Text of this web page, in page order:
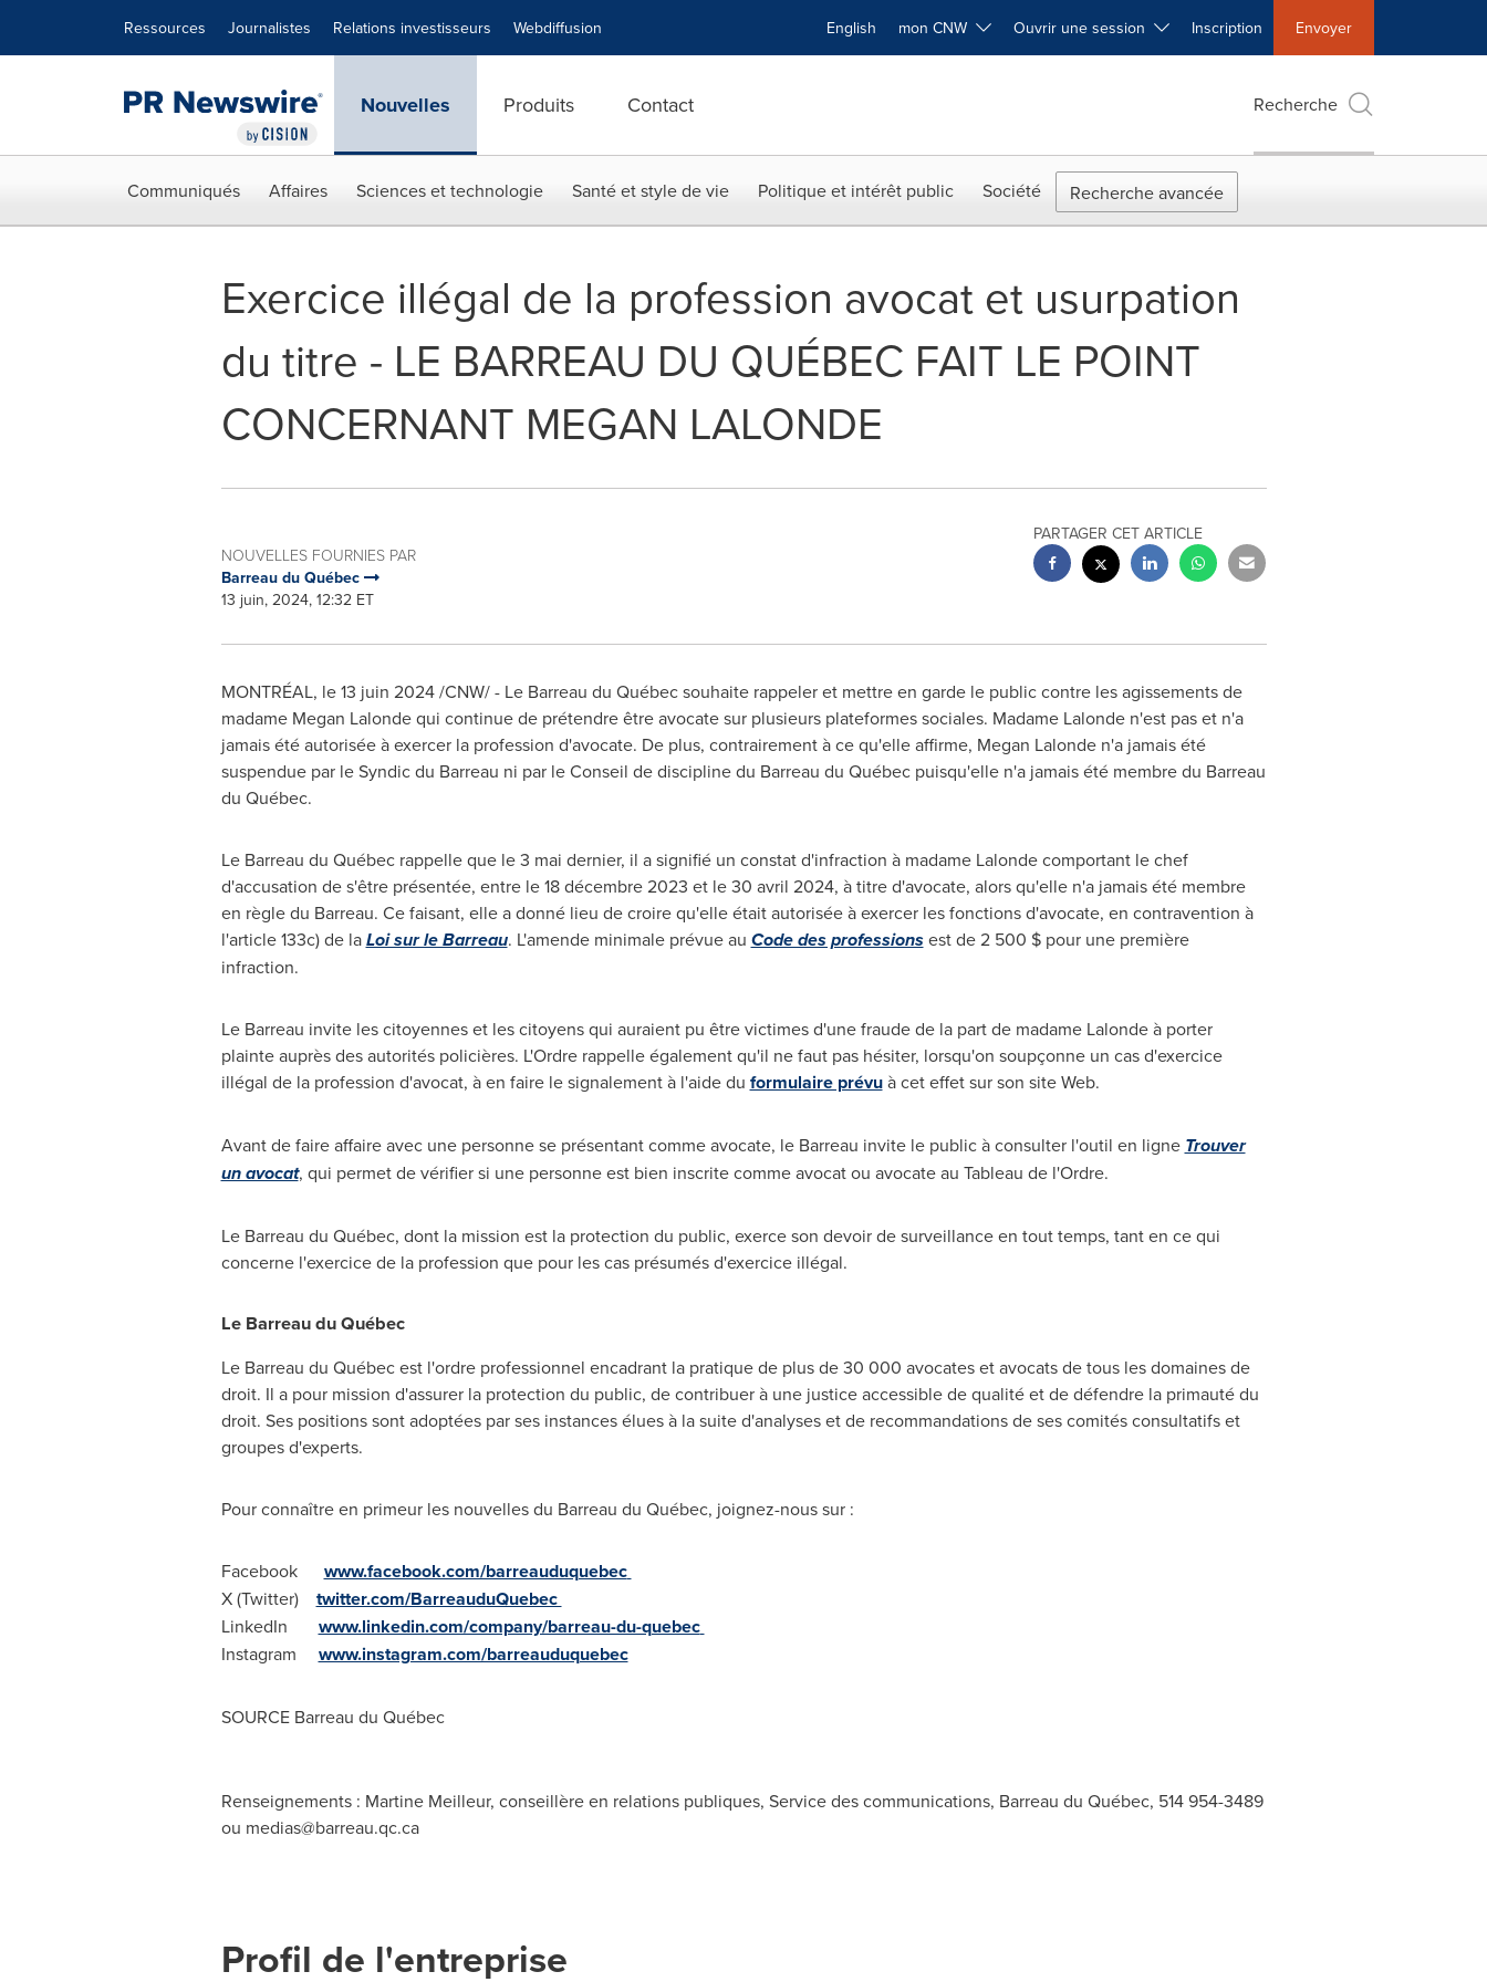
Ressources Journalistes Relations investisseurs Webdiffusion English mon CNW Ouvrir une session Inscription Envoyer
Nouvelles Produits Contact Recherche
Communiqués Affaires Sciences et technologie Santé et style de vie Politique et intérêt public Société Recherche avancée
Exercice illégal de la profession avocat et usurpation
du titre - LE BARREAU DU QUÉBEC FAIT LE POINT
CONCERNANT MEGAN LALONDE
NOUVELLES FOURNIES PAR
Barreau du Québec
13 juin, 2024, 12:32 ET
PARTAGER CET ARTICLE
MONTRÉAL, le 13 juin 2024/CNW/ - Le Barreau du Québec souhaite rappeler et mettre en garde le public contre les agissements de
madame Megan Lalondequi continue de prétendre être avocate sur plusieurs plateformes sociales. Madame Lalonde n'est pas et n'a
jamais été autorisée à exercer la profession d'avocate. De plus, contrairement à ce qu'elle affirme, Megan Lalonden'a jamais été
suspendue par le Syndic du Barreau ni par leConseil dediscipline du Barreau du Québec puisqu'elle n'a jamais été membre du Barreau
du Québec.
Le Barreau du Québec rappelle que le 3 mai dernier, il a signifié un constat d'infraction à madame Lalonde comportant le chef
d'accusation de s'être présentée, entre le 18 décembre2023 etle 30 avril 2024, à titre d'avocate, alors qu'elle n'a jamais été membre
en règle du Barreau. Ce faisant, elle a donné lieu de croire qu'elle était autorisée à exercer les fonctions d'avocate, en contravention à
l'article 133c) de laLoi sur le Barreau. L'amende minimale prévue au Code des professionsest de 2 500 $ pour une première
infraction.
Le Barreau invite les citoyennes et les citoyens qui auraient pu être victimes d'une fraude de la part de madame Lalonde à porter
plainte auprès des autorités policières. L'Ordre rappelle également qu'il ne faut pas hésiter, lorsqu'on soupçonne un cas d'exercice
illégal de la profession d'avocat, à en faire le signalement à l'aide du formulaire prévuà cet effet sur son site Web.
Avant de faire affaire avec une personne se présentant comme avocate, le Barreau invite le public à consulter l'outil en ligne Trouver
un avocat, qui permet de vérifier si une personne est bien inscrite comme avocat ou avocate au Tableau de l'Ordre.
Le Barreau du Québec, dont la mission est la protection du public, exerce son devoir de surveillance en tout temps, tant en ce qui
concerne l'exercice de la profession que pour les cas présumés d'exercice illégal.
Le Barreaudu Québec
Le Barreau du Québec est l'ordre professionnel encadrant la pratique de plus de 30 000 avocates et avocats de tous les domaines de
droit. Il a pour mission d'assurer la protection du public, de contribuer à une justice accessible de qualité et de défendre la primauté du
droit. Ses positions sont adoptées par ses instances élues à la suite d'analyses et de recommandations de ses comités consultatifs et
groupes d'experts.
Pour connaître en primeur les nouvelles du Barreau du Québec, joignez-nous sur :
Facebook www.facebook.com/barreauduquebec
X (Twitter) twitter.com/BarreauduQuebec
LinkedIn www.linkedin.com/company/barreau-du-quebec
Instagram www.instagram.com/barreauduquebec
SOURCE Barreau du Québec
Renseignements : Martine Meilleur, conseillère en relations publiques, Service des communications, Barreau du Québec, 514 954-3489
ou medias@barreau.qc.ca
Profil de l'entreprise